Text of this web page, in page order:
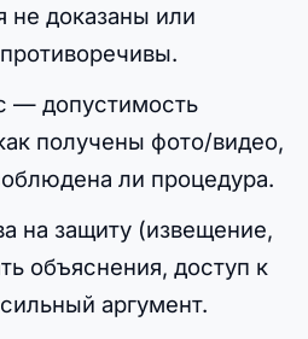
не доказаны или
— допустимость
получены фото/видео,
ли процедура.
на защиту (извещение,
объяснения, доступ к
аргумент.